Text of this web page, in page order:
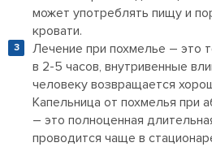
может употреблять пищу и
кровати.
Лечение при похмелье – это
в 2-5 часов, внутривенные
человеку возвращается
Капельница от похмелья при
– это полноценная
проводится чаще в